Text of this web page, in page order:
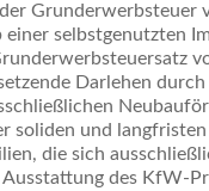
Grunderwerbsteuer
einer selbstgenutzten
Darlehen
soliden und
die sich
des KfW-